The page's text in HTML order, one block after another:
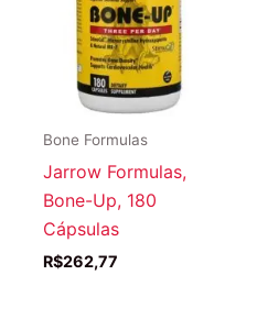
Bone Formulas
Jarrow Formulas,
Bone-Up, 180
Cápsulas
R$262,77